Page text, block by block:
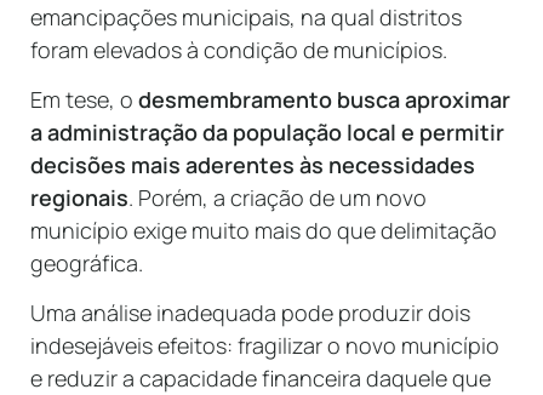
emancipações municipais, na qual distritos
foram elevados à condição de municípios.
Em tese, o desmembramento busca aproximar
a administração da população local e permitir
decisões mais aderentes às necessidades
regionais. Porém, a criação de um novo
município exige muito mais do que delimitação
geográfica.
Uma análise inadequada pode produzir dois
indesejáveis efeitos: fragilizar o novo município
e reduzir a capacidade financeira daquele que